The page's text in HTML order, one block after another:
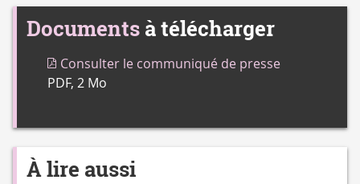
Documents à télécharger
Consulter le communiqué de presse
PDF, 2 Mo
À lire aussi